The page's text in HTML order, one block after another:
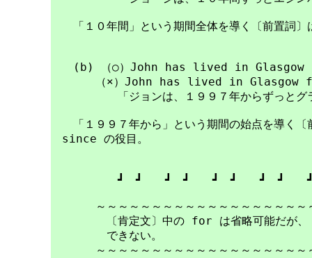
「１０年間」という期間全体を導く〔前置
(b) （○）John has lived in Glasgow
（×）John has lived in Glasgow
「ジョンは、１９９７年からずっとグラ
「１９９７年から」という期間の始点を導く
since の役目。
┛　┛　　┛　┛　　┛　┛　　┛　┛　　┛
～～～～～～～～～～～～～～～～～～～
〔肯定文〕中の for は省略可能だが、〔
できない。
～～～～～～～～～～～～～～～～～～～